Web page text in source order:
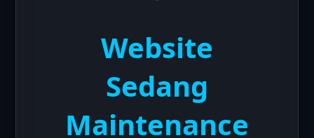
Website
Sedang
Maintenance